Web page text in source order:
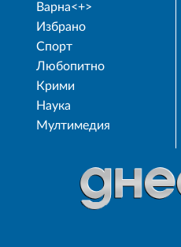
Варна<+>
Избрано
Спорт
Любопитно
Крими
Наука
Мултимедия